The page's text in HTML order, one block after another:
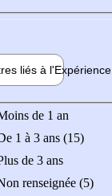
liés à l'Expérience
demandée
de 1 an
1 à 3 ans (15)
de 3 ans
renseignée (5)